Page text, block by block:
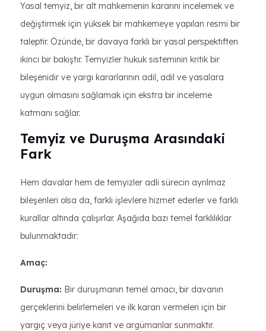
Yasal temyiz, bir alt mahkemenin kararını incelemek ve
değiştirmek için yüksek bir mahkemeye yapılan resmi bir
taleptir. Özünde, bir davaya farklı bir yasal perspektiften
ikinci bir bakıştır. Temyizler hukuk sisteminin kritik bir
bileşenidir ve yargı kararlarının adil, adil ve yasalara
uygun olmasını sağlamak için ekstra bir inceleme
katmanı sağlar.
Temyiz ve Duruşma Arasındaki
Fark
Hem davalar hem de temyizler adli sürecin ayrılmaz
bileşenleri olsa da, farklı işlevlere hizmet ederler ve farklı
kurallar altında çalışırlar. Aşağıda bazı temel farklılıklar
bulunmaktadır:
Amaç:
Duruşma: Bir duruşmanın temel amacı, bir davanın
gerçeklerini belirlemeleri ve ilk kararı vermeleri için bir
yargıç veya jüriye kanıt ve argümanlar sunmaktır.